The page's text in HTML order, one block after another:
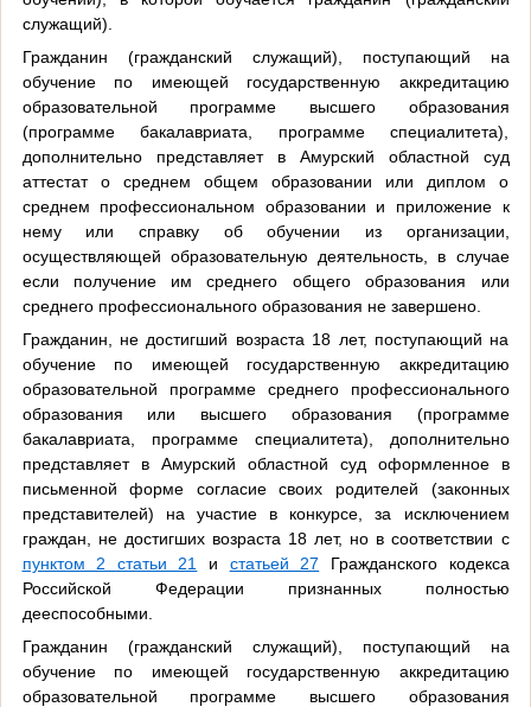
служащий).
Гражданин (гражданский служащий), поступающий на
обучение по имеющей государственную аккредитацию
образовательной программе высшего образования
(программе бакалавриата, программе специалитета),
дополнительно представляет в Амурский областной суд
аттестат о среднем общем образовании или диплом о
среднем профессиональном образовании и приложение к
нему или справку об обучении из организации,
осуществляющей образовательную деятельность, в случае
если получение им среднего общего образования или
среднего профессионального образования не завершено.
Гражданин, не достигший возраста 18 лет, поступающий на
обучение по имеющей государственную аккредитацию
образовательной программе среднего профессионального
образования или высшего образования (программе
бакалавриата, программе специалитета), дополнительно
представляет в Амурский областной суд оформленное в
письменной форме согласие своих родителей (законных
представителей) на участие в конкурсе, за исключением
граждан, не достигших возраста 18 лет, но в соответствии с
пунктом 2 статьи 21
и статьей 27 Гражданского кодекса
Российской Федерации признанных полностью
дееспособными.
Гражданин (гражданский служащий), поступающий на
обучение по имеющей государственную аккредитацию
образовательной программе высшего образования